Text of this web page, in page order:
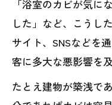
「浴室のカビが気に
した」など、こうし
サイト、SNSなどを
客に多大な悪影響を
たとえ建物が築浅で